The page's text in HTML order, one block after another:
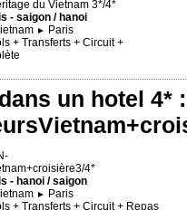
du Vietnam 3*/4*
- saigon / hanoi
►
Paris
+ Transferts + Circuit +
un hotel 4*
4*
- hanoi / saigon
►
Paris
+ Transferts + Circuit + Repas